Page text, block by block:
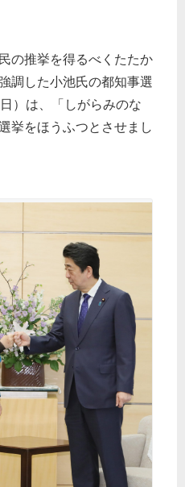
の推挙を得るべくたたか
調した小池氏の都知事選
）は、「しがらみのな
挙をほうふつとさせまし